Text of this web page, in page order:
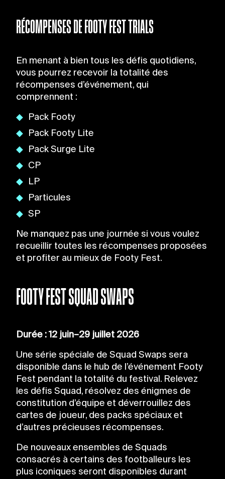
RÉCOMPENSES DE FOOTY FEST TRIALS
En menant à bien tous les défis quotidiens,
vous pourrez recevoir la totalité des
récompenses d’événement, qui
comprennent :
Pack Footy
Pack Footy Lite
Pack Surge Lite
CP
LP
Particules
SP
Ne manquez pas une journée si vous voulez
recueillir toutes les récompenses proposées
et profiter au mieux de Footy Fest.
FOOTY FEST SQUAD SWAPS
Durée : 12 juin–29 juillet 2026
Une série spéciale de Squad Swaps sera
disponible dans le hub de l’événement Footy
Fest pendant la totalité du festival. Relevez
les défis Squad, résolvez des énigmes de
constitution d’équipe et déverrouillez des
cartes de joueur, des packs spéciaux et
d’autres précieuses récompenses.
De nouveaux ensembles de Squads
consacrés à certains des footballeurs les
plus iconiques seront disponibles durant